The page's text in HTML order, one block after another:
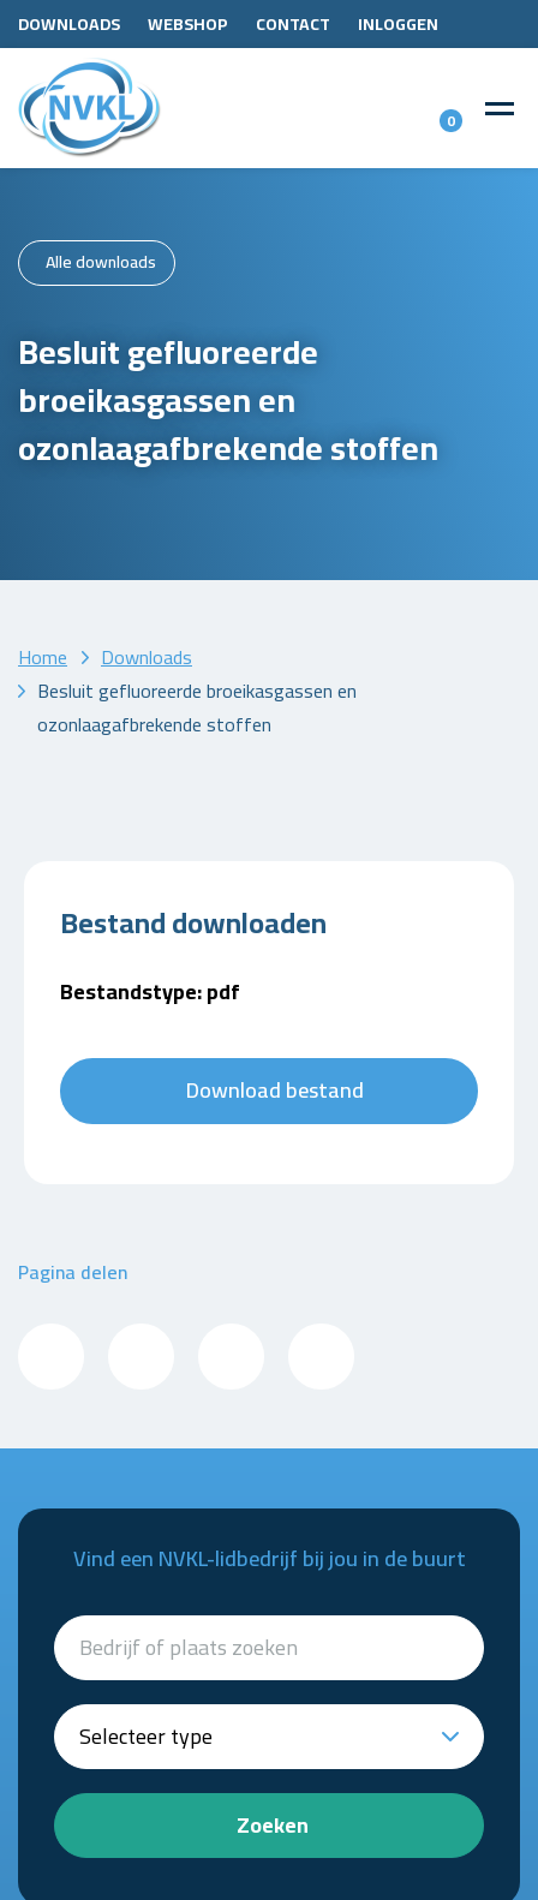
DOWNLOADS WEBSHOP CONTACT INLOGGEN
0
Alle downloads
Besluit gefluoreerde
broeikasgassen en
ozonlaagafbrekende stoffen
Home
Downloads
Besluit gefluoreerde broeikasgassen en
ozonlaagafbrekende stoffen
Bestand downloaden
Bestandstype: pdf
Download bestand
Pagina delen
Vind een NVKL-lidbedrijf bij jou in de buurt
Zoeken